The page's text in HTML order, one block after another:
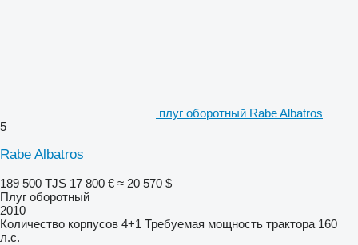
плуг оборотный Rabe Albatros
5
Rabe Albatros
189 500 TJS 17 800 € ≈ 20 570 $
Плуг оборотный
2010
Количество корпусов 4+1 Требуемая мощность трактора 160
л.с.